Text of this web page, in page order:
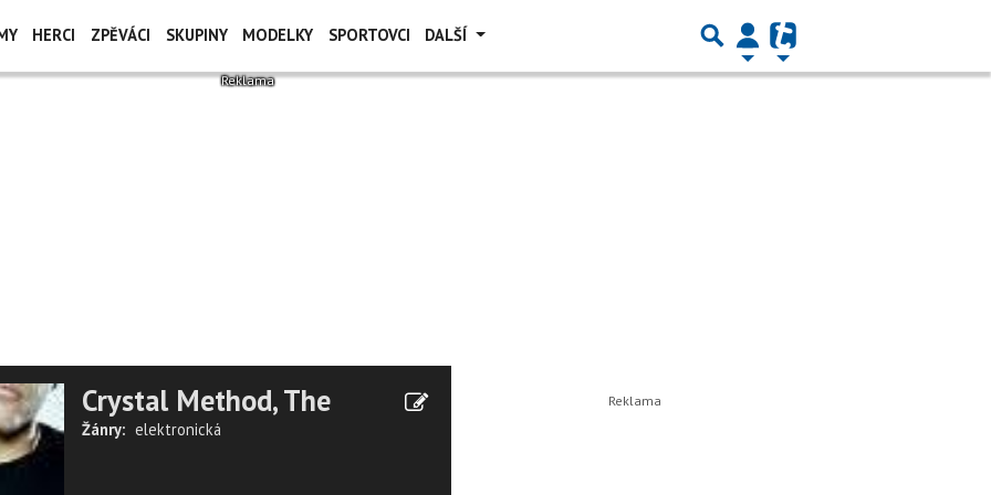
HERCI ZPĚVÁCI SKUPINY MODELKY SPORTOVCI DALŠÍ
Crystal Method, The
Žánry: elektronická